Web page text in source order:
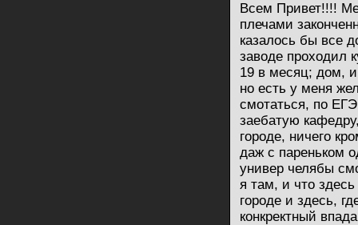
Всем Привет!!!!
плечами
казалось бы все
заводе проходил
19 в месяц; дом,
но есть у меня
смотаться, по
заебатую
городе, ничего
даж с пареньком
универ челябы
я там, и что
городе и здесь,
конкректный